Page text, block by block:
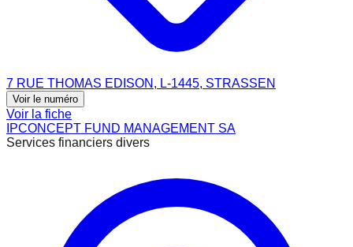
7 RUE THOMAS EDISON, L-1445, STRASSEN
Voir le numéro
Voir la fiche
IPCONCEPT FUND MANAGEMENT SA
Services financiers divers